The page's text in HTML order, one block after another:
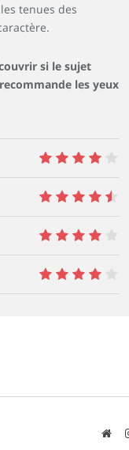
tenues des
si le sujet
les yeux
Site